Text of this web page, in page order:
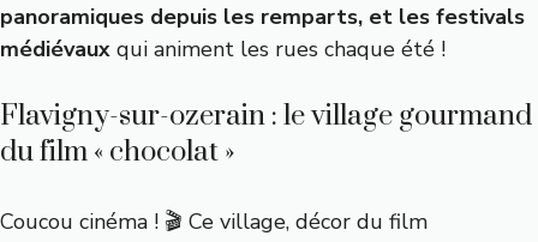
panoramiques depuis les remparts, et les festivals
médiévaux qui animent les rues chaque été !
Flavigny-sur-ozerain : le village gourmand
du film « chocolat »
Coucou cinéma ! 🎬 Ce village, décor du film